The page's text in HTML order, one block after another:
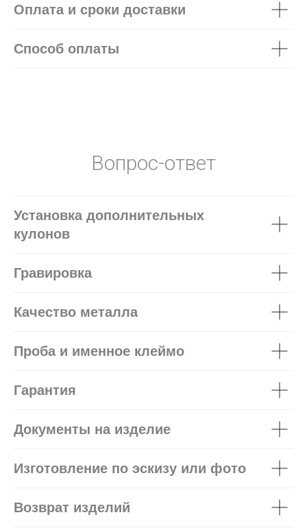
Оплата и сроки доставки
Способ оплаты
Вопрос-ответ
Установка дополнительных
кулонов
Гравировка
Качество металла
Проба и именное клеймо
Гарантия
Документы на изделие
Изготовление по эскизу или фото
Возврат изделий